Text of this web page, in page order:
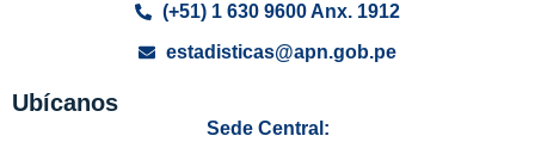
(+51) 1 630 9600 Anx. 1912
estadisticas@apn.gob.pe
Ubícanos
Sede Central: